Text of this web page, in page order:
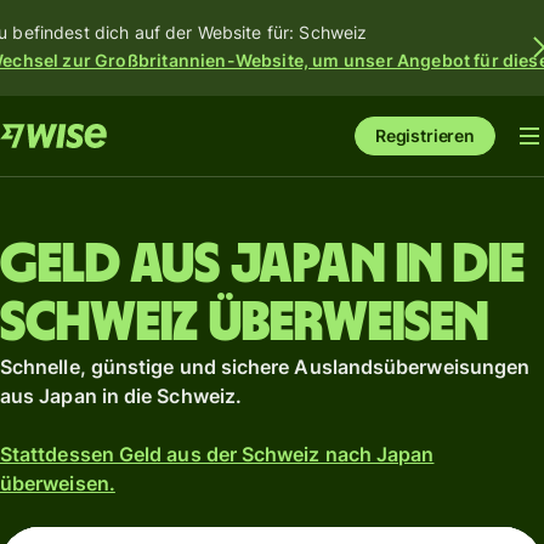
befindest dich auf der Website für: Schweiz
zur Großbritannien-Website, um unser Angebot für
Registrieren
Geld aus Japan in die
Schweiz überweisen
Schnelle, günstige und sichere Auslandsüberweisungen
aus Japan in die Schweiz.
Stattdessen Geld aus der Schweiz nach Japan
überweisen.